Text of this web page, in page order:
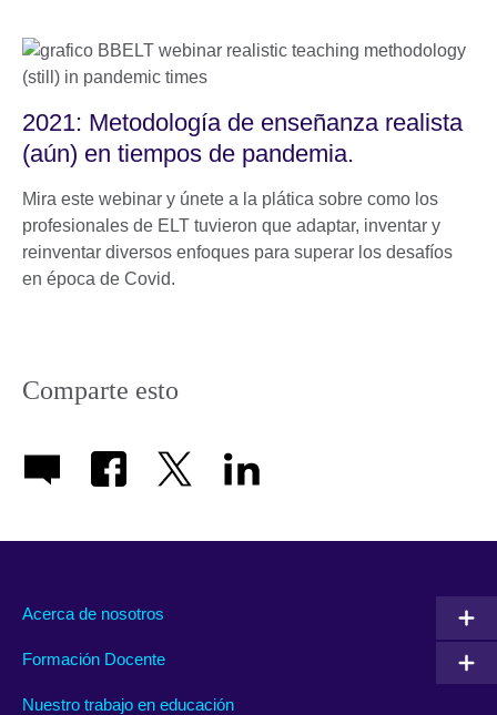
2021: Metodología de enseñanza realista
(aún) en tiempos de pandemia.
Mira este webinar y únete a la plática sobre como los
profesionales de ELT tuvieron que adaptar, inventar y
reinventar diversos enfoques para superar los desafíos
en época de Covid.
Comparte esto
Acerca de nosotros
Formación Docente
Nuestro trabajo en educación